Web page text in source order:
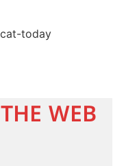
THE WEB